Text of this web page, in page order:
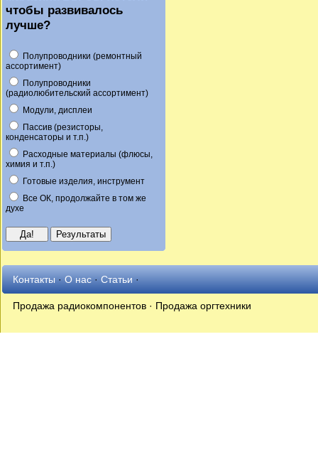
чтобы развивалось
лучше?
Полупроводники (ремонтный
ассортимент)
Полупроводники
(радиолюбительский ассортимент)
Модули, дисплеи
Пассив (резисторы,
конденсаторы и т.п.)
Расходные материалы (флюсы,
химия и т.п.)
Готовые изделия, инструмент
Все ОК, продолжайте в том же
духе
Контакты·О нас·Статьи·
Продажа радиокомпонентов · Продажа оргтехники